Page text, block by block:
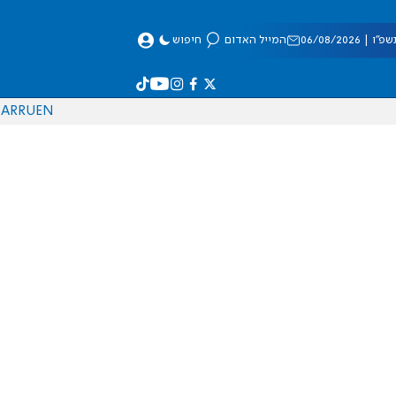
08/2026 המייל האדום חיפוש
EN
RU
AR